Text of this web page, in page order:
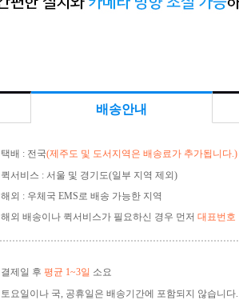
배송안내
택배 : 전국(제주도 및 도서지역은 배송료가 추가됩니다.)
퀵서비스 : 서울 및 경기도(일부 지역 제외)
해외 : 우체국 EMS로 배송 가능한 지역
해외 배송이나 퀵서비스가 필요하신 경우 먼저 대표번호
결제일 후 평균 1~3일 소요
토요일이나 국, 공휴일은 배송기간에 포함되지 않습니다.